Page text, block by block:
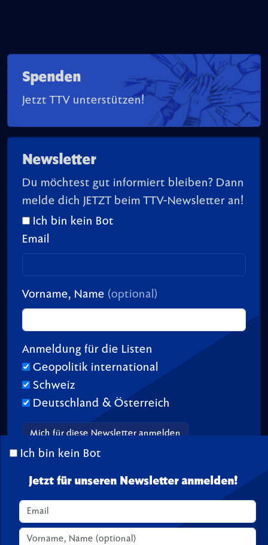
Spenden
Jetzt TTV unterstützen!
Newsletter
Du möchtest gut informiert bleiben? Dann
melde dich JETZT beim TTV-Newsletter an!
Ich bin kein Bot
Email
Vorname, Name (optional)
Anmeldung für die Listen
Geopolitik international
Schweiz
Deutschland & Österreich
Ich bin kein Bot
Jetzt für unseren Newsletter anmelden!
© 2026 TransitionTV.org -Über-Impressum-Spenden
Seite geladen in 0.02 s